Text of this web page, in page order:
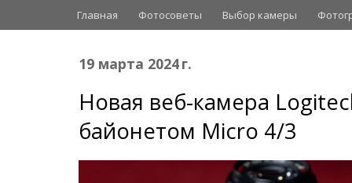
Главная Фотосоветы Выбор камеры
19 марта 2024 г.
Новая веб-камера
байонетом Micro 4/3